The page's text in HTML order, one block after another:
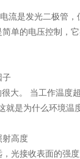
流是发光二极管
单的电压控制，
子
大。 当工作温度
就是为什么环境温
射高度
光接收表面的强